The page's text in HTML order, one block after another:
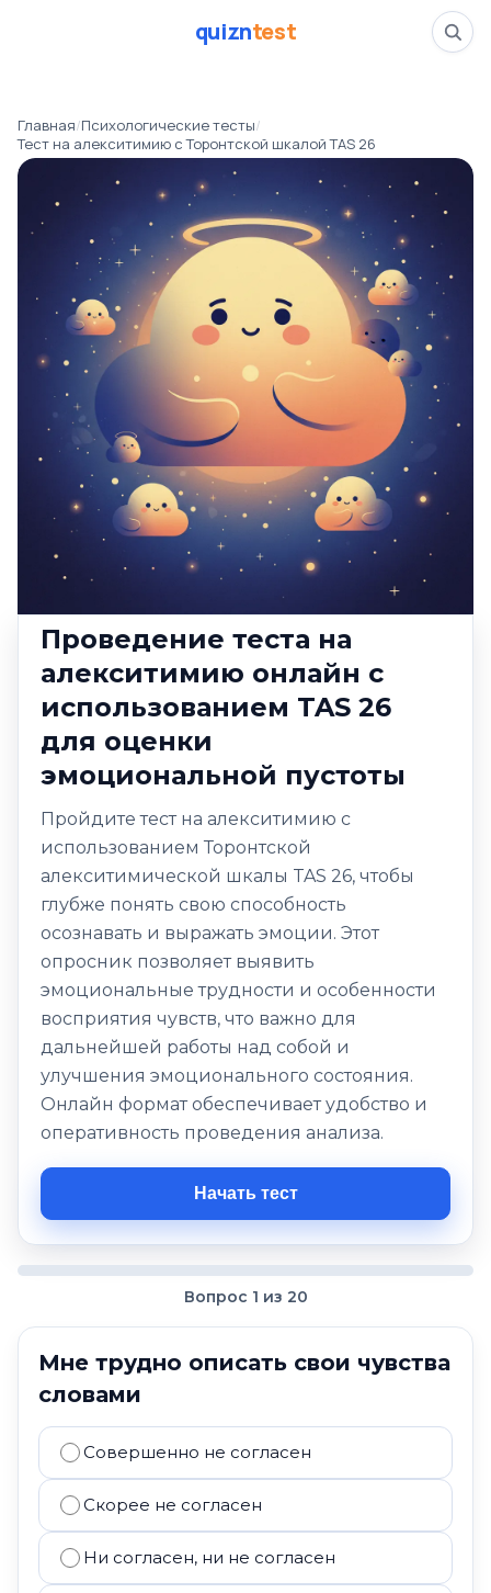
quizntest
Главная/Психологические тесты/
Тест на алекситимию с Торонтской шкалой TAS 26
Тест на
📅02.02.26
✍️ Марина Соколова
👁️ 606 прошли тест
4 минуты
Тесты
Психологические тесты
Проведение теста на
алекситимию онлайн с
использованием TAS 26
для оценки
эмоциональной пустоты
Пройдите тест на алекситимию с
использованием Торонтской
алекситимической шкалы TAS 26, чтобы
глубже понять свою способность
осознавать и выражать эмоции. Этот
опросник позволяет выявить
эмоциональные трудности и особенности
восприятия чувств, что важно для
дальнейшей работы над собой и
улучшения эмоционального состояния.
Онлайн формат обеспечивает удобство и
оперативность проведения анализа.
Начать тест
Вопрос 1 из 20
Мне трудно описать свои чувства
словами
Совершенно не согласен
Скорее не согласен
Ни согласен, ни не согласен